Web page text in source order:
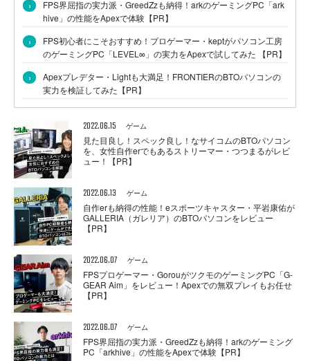
›
FPS界屈指の実力派・GreedZzも納得！arkのゲーミングPC「ark
hive」の性能をApexで体験【PR】
›
FPS初心者にこそおすすめ！プロゲーマー・keptがパソコン工房
のゲーミングPC「LEVEL∞」の実力をApexで試してみた 【PR】
›
Apexプレデター・Lightも大満足！FRONTIERのBTOパソコンの
実力を検証してみた【PR】
2022.06.15 ゲーム
見た目良し！スペック良し！なサイコムのBTOパソコン
を、女性自作erでもあるストリーマー・つつまるがレビ
ュー！【PR】
2022.06.13 ゲーム
自作erも納得の性能！eスポーツキャスター・平岩康佑が
GALLERIA（ガレリア）のBTOパソコンをレビュー
【PR】
2022.06.07 ゲーム
FPSプロゲーマー・GorouがツクモのゲーミングPC「G-
GEAR Aim」をレビュー！Apexでの無双プレイもお任せ
【PR】
2022.06.07 ゲーム
FPS界屈指の実力派・GreedZzも納得！arkのゲーミング
PC「arkhive」の性能をApexで体験【PR】